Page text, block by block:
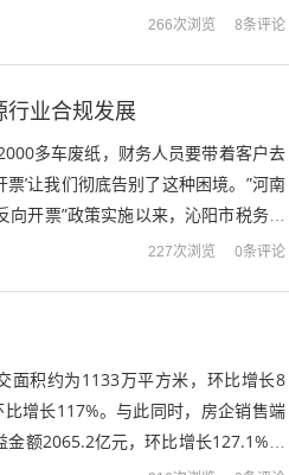
源...
266次浏览 8条评论
行业合规发展
多车废纸，财务人员要带着客户去
’让我们彻底告别了这种困境。”河南
开票”政策实施以来，沁阳市税务局
227次浏览 0条评论
面积约为1133万平方米，环比增长8
增长117%。与此同时，房企销售端
额2065.2亿元，环比增长127.1%。